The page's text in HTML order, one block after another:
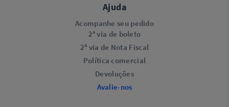
Ajuda
Acompanhe seu pedido
2ª via de boleto
2ª via de Nota Fiscal
Política comercial
Devoluções
Avalie-nos